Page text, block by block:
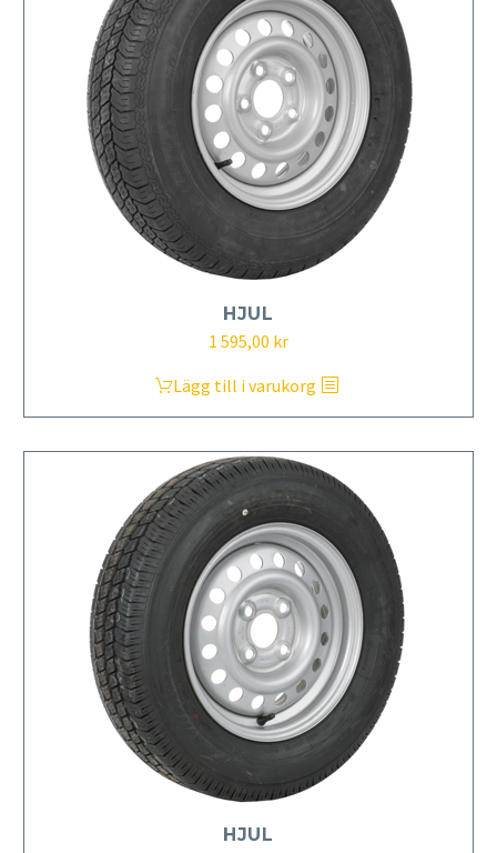
HJUL
1 595,00 kr
Lägg till i varukorg
HJUL